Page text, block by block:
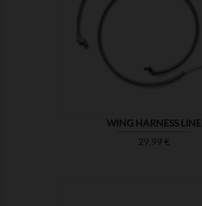
WING HARNESS LINE
Prix
29,99 €